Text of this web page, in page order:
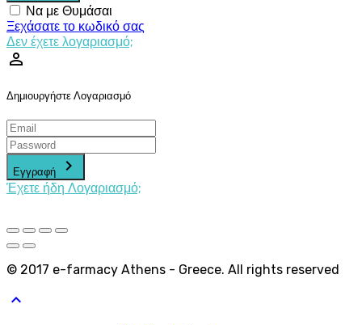
Να με Θυμάσαι
Ξεχάσατε το κωδικό σας
Δεν έχετε λογαριασμό;
perm_identity
Δημιουργήστε Λογαριασμό
Εγγραφή keyboard_arrow_right
Έχετε ήδη Λογαριασμό;
© 2017 e-farmacy Athens - Greece. All rights reserved
keyboard_arrow_up